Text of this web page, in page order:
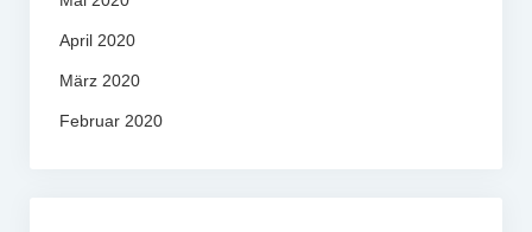
April 2020
März 2020
Februar 2020